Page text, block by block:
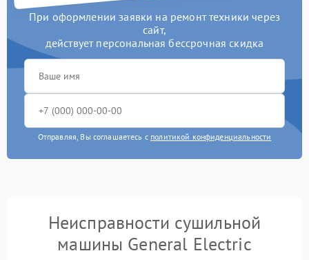
При оформлении заявки на ремонт техники через
сайт,
действует персональная бессрочная скидка
Отправляя, Вы соглашаетесь с политикой конфиденциальности
Неисправности сушильной
машины General Electric